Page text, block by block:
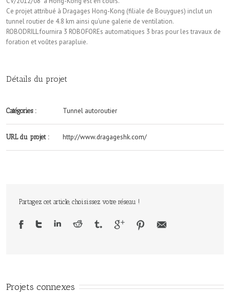
Ce projet attribué à Dragages Hong-Kong (filiale de Bouygues) inclut un
tunnel routier de 4.8 km ainsi qu’une galerie de ventilation.
ROBODRILL fournira 3 ROBOFOREs automatiques 3 bras pour les travaux de
foration et voûtes parapluie.
Détails du projet
Catégories : Tunnel autoroutier
URL du projet : http://www.dragageshk.com/
Partagez cet article, choisissez votre réseau !
Projets connexes